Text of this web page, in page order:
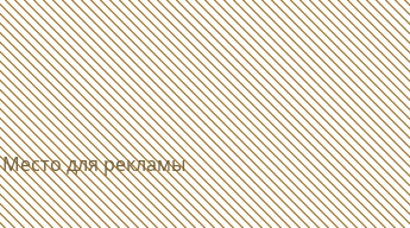
Место для рекламы